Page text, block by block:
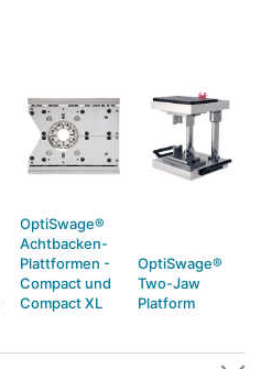
OptiSwage®
Achtbacken-
Plattformen -
Compact und
Compact XL
OptiSwage®
Two-Jaw
Platform